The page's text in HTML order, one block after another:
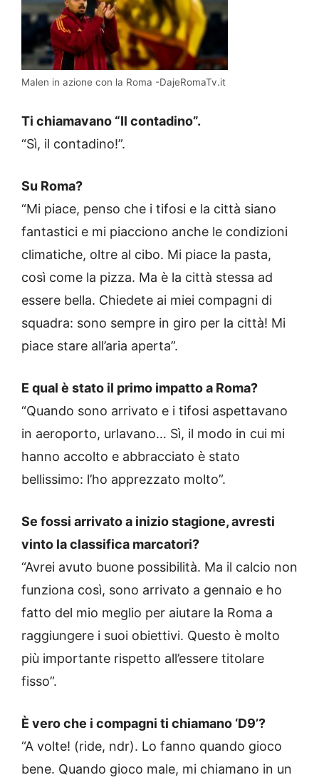
Malen in azione con la Roma -DajeRomaTv.it
Ti chiamavano “Il contadino”.
“Sì, il contadino!”.
Su Roma?
“Mi piace, penso che i tifosi e la città siano
fantastici e mi piacciono anche le condizioni
climatiche, oltre al cibo. Mi piace la pasta,
così come la pizza. Ma è la città stessa ad
essere bella. Chiedete ai miei compagni di
squadra: sono sempre in giro per la città! Mi
piace stare all’aria aperta”.
E qual è stato il primo impatto a Roma?
“Quando sono arrivato e i tifosi aspettavano
in aeroporto, urlavano… Sì, il modo in cui mi
hanno accolto e abbracciato è stato
bellissimo: l’ho apprezzato molto”.
Se fossi arrivato a inizio stagione, avresti
vinto la classifica marcatori?
“Avrei avuto buone possibilità. Ma il calcio non
funziona così, sono arrivato a gennaio e ho
fatto del mio meglio per aiutare la Roma a
raggiungere i suoi obiettivi. Questo è molto
più importante rispetto all’essere titolare
fisso”.
È vero che i compagni ti chiamano ‘D9’?
“A volte! (ride, ndr). Lo fanno quando gioco
bene. Quando gioco male, mi chiamano in un